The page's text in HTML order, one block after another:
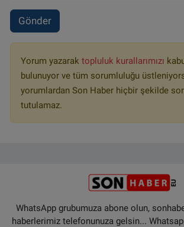
Gönder
Yorum yazarak topluluk kurallarımızı
bulunuyor ve tüm sorumluluğu
yorumlardan Son Haber hiçbir şekilde
tutulamaz.
WhatsApp grubumuza abone olun,
haberlerimiz telefonunuza gelsin...